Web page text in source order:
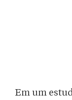
Em um